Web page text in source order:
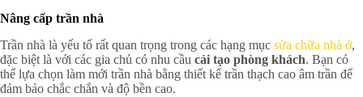
Nâng cấp trần nhà
Trần nhà là yếu tố rất quan trọng trong các hạng mục sửa chữa nhà ở,
đặc biệt là với các gia chủ có nhu cầu cải tạo phòng khách. Bạn có
thể lựa chọn làm mới trần nhà bằng thiết kế trần thạch cao âm trần để
đảm bảo chắc chắn và độ bền cao.